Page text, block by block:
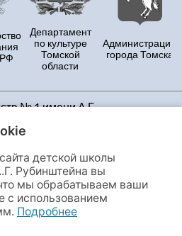
РФ
Департамент
по культуре
Томской
области
Администрация
города Томска
№ 1 имени А.Г.
Политики
данных и файлов
сервис веб-аналитики
ООО
Москва, ул. Л. Толстого, 16.
условиями, Вы
детской школы
Рубинштейна вы
мы обрабатываем ваши
с использованием
Подробнее